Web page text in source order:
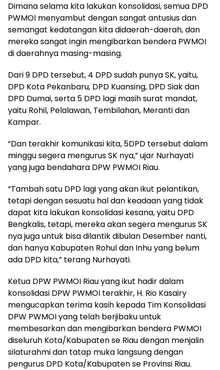
Dimana selama kita lakukan konsolidasi, semua DPD
PWMOI menyambut dengan sangat antusius dan
semangat kedatangan kita didaerah-daerah, dan
mereka sangat ingin mengibarkan bendera PWMOI
di daerahnya masing-masing.
Dari 9 DPD tersebut, 4 DPD sudah punya SK, yaitu,
DPD Kota Pekanbaru, DPD Kuansing, DPD Siak dan
DPD Dumai, serta 5 DPD lagi masih surat mandat,
yaitu Rohil, Pelalawan, Tembilahan, Meranti dan
Kampar.
“Dan terakhir komunikasi kita, 5DPD tersebut dalam
minggu segera mengurus SK nya,” ujar Nurhayati
yang juga bendahara DPW PWMOI Riau.
“Tambah satu DPD lagi yang akan ikut pelantikan,
tetapi dengan sesuatu hal dan keadaan yang tidak
dapat kita lakukan konsolidasi kesana, yaitu DPD
Bengkalis, tetapi, mereka akan segera mengurus SK
nya juga untuk bisa dilantik dibulan Desember nanti,
dan hanya Kabupaten Rohul dan Inhu yang belum
ada DPD kita,” terang Nurhayati.
Ketua DPW PWMOI Riau yang ikut hadir dalam
konsolidasi DPW PWMOI terakhir, H. Rio Kasairy
mengucapkan terima kasih kepada Tim Konsolidasi
DPW PWMOI yang telah berjibaku untuk
membesarkan dan mengibarkan bendera PWMOI
diseluruh Kota/Kabupaten se Riau dengan menjalin
silaturahmi dan tatap muka langsung dengan
pengurus DPD Kota/Kabupaten se Provinsi Riau.